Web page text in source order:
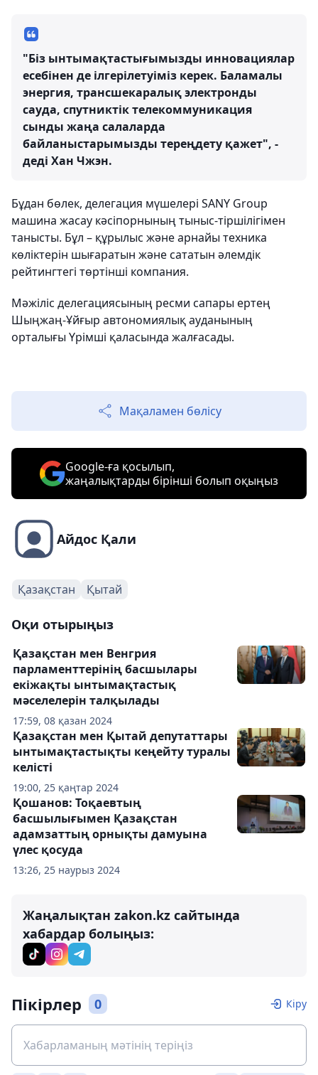
"Біз ынтымақтастығымызды инновациялар
есебінен де ілгерілетуіміз керек. Баламалы
энергия, трансшекаралық электронды
сауда, спутниктік телекоммуникация
сынды жаңа салаларда
байланыстарымызды тереңдету қажет", -
деді Хан Чжэн.
Бұдан бөлек, делегация мүшелері SANY Group
машина жасау кәсіпорнының тыныс-тіршілігімен
танысты. Бұл – құрылыс және арнайы техника
көліктерін шығаратын және сататын әлемдік
рейтингтегі төртінші компания.
Мәжіліс делегациясының ресми сапары ертең
Шыңжаң-Ұйғыр автономиялық ауданының
орталығы Үрімші қаласында жалғасады.
Мақаламен бөлісу
Google-ға қосылып,
жаңалықтарды бірінші болып оқыңыз
Айдос Қали
Қазақстан Қытай
Оқи отырыңыз
17:59, 08 қазан 2024
Қазақстан мен Венгрия
парламенттерінің басшылары
екіжақты ынтымақтастық
мәселелерін талқылады
19:00, 25 қаңтар 2024
Қазақстан мен Қытай депутаттары
ынтымақтастықты кеңейту туралы
келісті
13:26, 25 наурыз 2024
Қошанов: Тоқаевтың
басшылығымен Қазақстан
адамзаттың орнықты дамуына
үлес қосуда
Жаңалықтан zakon.kz сайтында
хабардар болыңыз:
Пікірлер 0 Кіру